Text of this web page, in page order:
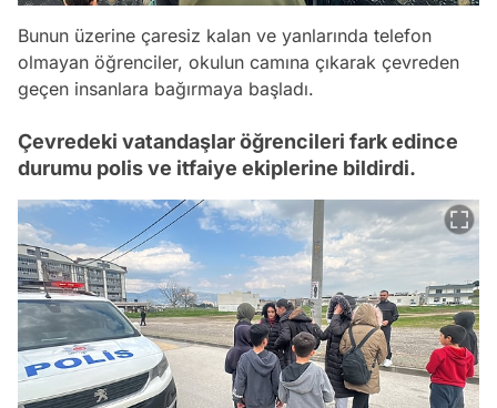
Bunun üzerine çaresiz kalan ve yanlarında telefon
olmayan öğrenciler, okulun camına çıkarak çevreden
geçen insanlara bağırmaya başladı.
Çevredeki vatandaşlar öğrencileri fark edince
durumu polis ve itfaiye ekiplerine bildirdi.